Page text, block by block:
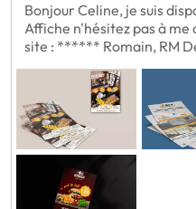
Bonjour Celine, je suis
Affiche n'hésitez pas à
site : ****** Romain, RM